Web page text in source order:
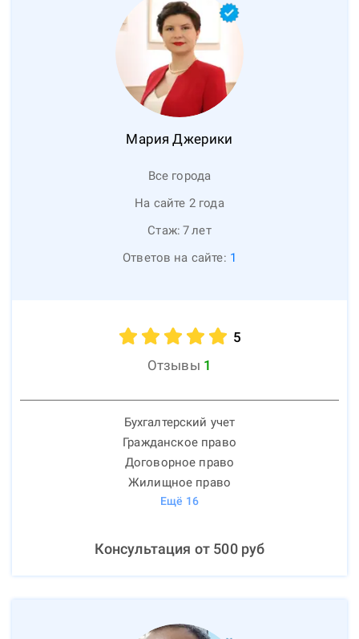
Мария Джерики
Все города
На сайте 2 года
Стаж: 7лет
Ответов на сайте: 1
5
Отзывы 1
Бухгалтерский учет
Гражданское право
Договорное право
Жилищное право
Ещё 16
Консультация от 500руб